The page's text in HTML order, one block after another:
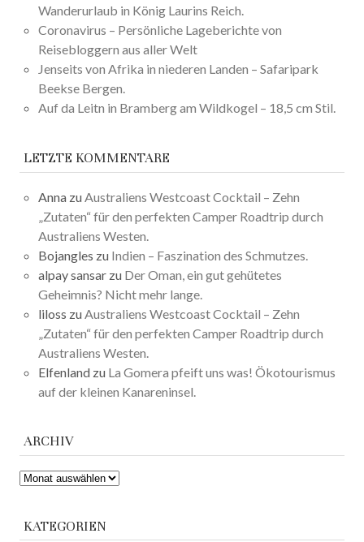
Wanderurlaub in König Laurins Reich.
Coronavirus – Persönliche Lageberichte von
Reisebloggern aus aller Welt
Jenseits von Afrika in niederen Landen – Safaripark
Beekse Bergen.
Auf da Leitn in Bramberg am Wildkogel – 18,5 cm Stil.
LETZTE KOMMENTARE
Anna zu Australiens Westcoast Cocktail – Zehn
„Zutaten“ für den perfekten Camper Roadtrip durch
Australiens Westen.
Bojangles zu Indien – Faszination des Schmutzes.
alpay sansar zu Der Oman, ein gut gehütetes
Geheimnis? Nicht mehr lange.
liloss zu Australiens Westcoast Cocktail – Zehn
„Zutaten“ für den perfekten Camper Roadtrip durch
Australiens Westen.
Elfenland zu La Gomera pfeift uns was! Ökotourismus
auf der kleinen Kanareninsel.
ARCHIV
ARCHIV
KATEGORIEN